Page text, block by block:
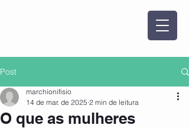
Post
O que as mulheres
marchionifisio
14 de mar. de 2025 2 min de leitura